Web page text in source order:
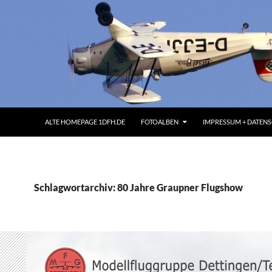
ALTE HOMEPAGE 1DFH.DE FOTOALBEN IMPRESSUM +
Schlagwortarchiv: 80 Jahre Graupner Flugshow